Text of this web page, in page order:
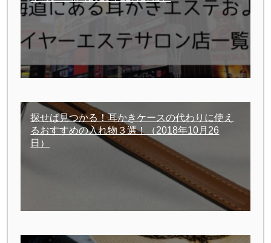
探せば見つかる！耳かきケースの代わりに使え
るおすすめの入れ物３選！
（2018年10月26
日）